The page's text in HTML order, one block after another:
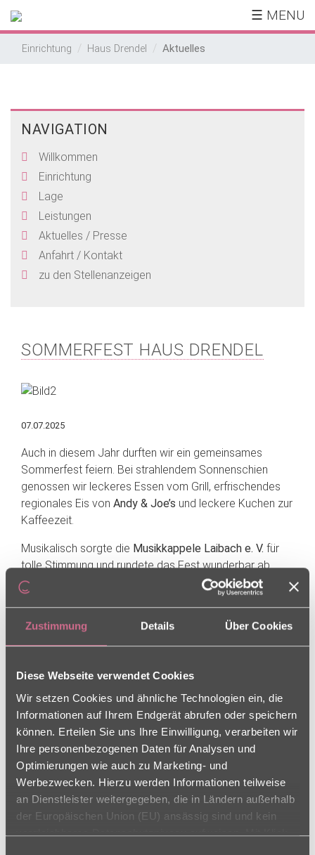
Zustimmung Details Über Cookies
Diese Webseite verwendet Cookies
Wir setzen Cookies und ähnliche Technologien ein, die
Informationen auf Ihrem Endgerät abrufen oder speichern
können. Erteilen Sie uns Ihre Einwilligung, verarbeiten wir
Ihre personenbezogenen Daten für Analysen und
Optimierungen wie auch zu Marketing- und
Werbezwecken. Hierzu werden Informationen teilweise
an Dienstleister weitergegeben, die in Ländern außerhalb
der Europäischen Union (EU) ansässig sind und kein
vergleichbares Datenschutzniveau aufweisen. Mit Klick
☰ MENU
Einrichtung Haus Drendel Aktuelles
NAVIGATION
Willkommen
Einrichtung
Lage
Leistungen
Aktuelles / Presse
Anfahrt / Kontakt
zu den Stellenanzeigen
SOMMERFEST HAUS DRENDEL
07.07.2025
Auch in diesem Jahr durften wir ein gemeinsames
Sommerfest feiern. Bei strahlendem Sonnenschien
genossen wir leckeres Essen vom Grill, erfrischendes
regionales Eis von Andy & Joe’s und leckere Kuchen zur
Kaffeezeit.
Musikalisch sorgte die Musikkappele Laibach e. V. für
tolle Stimmung und rundete das Fest wunderbar ab.
Ein herzliches Dankeschön an unsere Bewohner und
Bewohnerinnen und ihre Angehörigen, die diesen Tag
mit uns verbracht haben. Ein großes Lob an unser tolles
Mitarbeiterteam, das bei der Hitze einen super Einsatz
haben.
Wir freuen uns schon auf das nächste Sommerfest mit
euch!